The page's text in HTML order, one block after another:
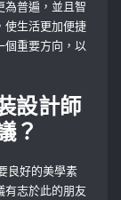
為普遍，並且智
使生活更加便捷
個重要方向，以
設計師
？
良好的美學素
有志於此的朋友